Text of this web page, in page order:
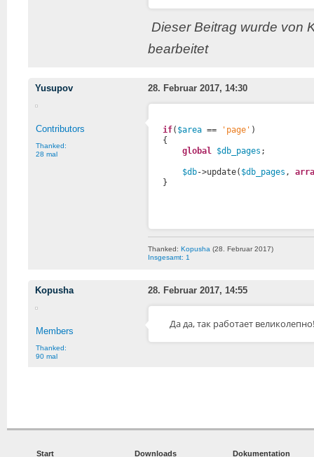
Dieser Beitrag wurde von
bearbeitet
Yusupov 28. Februar 2017, 14:30
Contributors
Thanked:
28 mal
if( $area == 'page' )
{
global
$db_pages ;
$db->update( $db_pages ,
}
Thanked: Kopusha (28. Februar 2017)
Insgesamt: 1
Kopusha 28. Februar 2017, 14:55
Members
Thanked:
90 mal
Да да, так работает
Start Downloads Dokumentation